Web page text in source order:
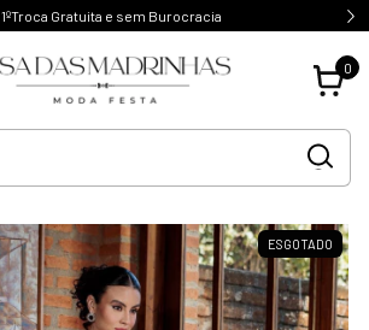
1ºTroca Gratuita e sem Burocracia
0
ESGOTADO